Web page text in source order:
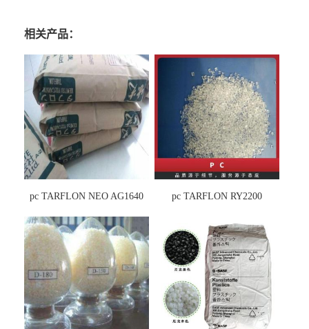
相关产品：
pc TARFLON NEO AG1640 pc TARFLON RY2200